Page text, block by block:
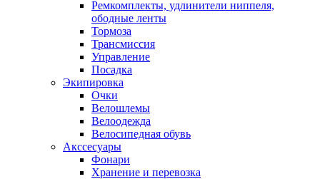
Ремкомплекты, удлинители ниппеля,
ободные ленты
Тормоза
Трансмиссия
Управление
Посадка
Экипировка
Очки
Велошлемы
Велоодежда
Велосипедная обувь
Акссесуары
Фонари
Хранение и перевозка